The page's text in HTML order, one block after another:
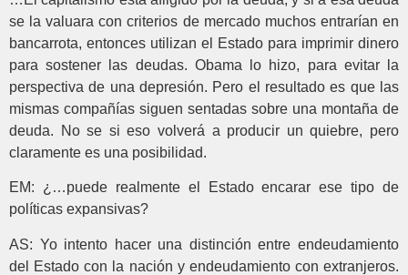
se la valuara con criterios de mercado muchos entrarían en
bancarrota, entonces utilizan el Estado para imprimir dinero
para sostener las deudas. Obama lo hizo, para evitar la
perspectiva de una depresión. Pero el resultado es que las
mismas compañías siguen sentadas sobre una montaña de
deuda. No se si eso volverá a producir un quiebre, pero
claramente es una posibilidad.
EM: ¿…puede realmente el Estado encarar ese tipo de
políticas expansivas?
AS: Yo intento hacer una distinción entre endeudamiento
del Estado con la nación y endeudamiento con extranjeros.